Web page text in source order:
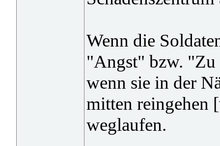
Wenn die
"Angst" bzw. "Zu
wenn sie in der
mitten reingehen
weglaufen.